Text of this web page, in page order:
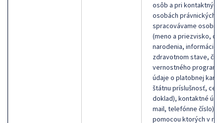
osôb a pri kontaktných
osobách právnických
spracovávame
(meno a priezvisko,
narodenia, informácie
zdravotnom stave,
vernostného
údaje o platobnej
štátnu príslušnosť,
doklad), kontaktné
mail, telefónne číslo),
pomocou ktorých v